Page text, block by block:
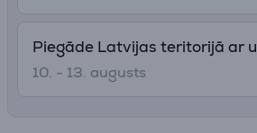
Piegāde Latvijas teritorijā ar
10. - 13. augusts